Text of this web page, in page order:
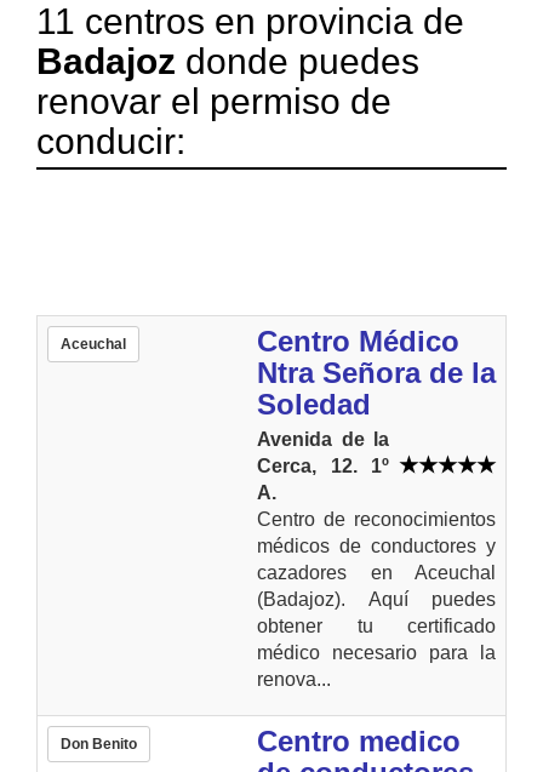
11 centros en provincia de
Badajoz donde puedes
renovar el permiso de
conducir:
Aceuchal
Centro Médico
Ntra Señora de la
Soledad
Avenida de la
Cerca, 12. 1º
A.
Centro de reconocimientos
médicos de conductores y
cazadores en Aceuchal
(Badajoz). Aquí puedes
obtener tu certificado
médico necesario para la
renova...
Don Benito
Centro medico